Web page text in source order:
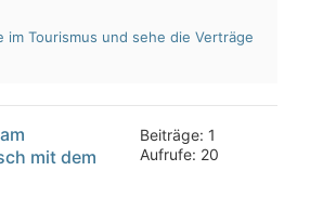
im Tourismus und sehe die Verträge
mit dem
Beiträge: 1
Aufrufe: 20